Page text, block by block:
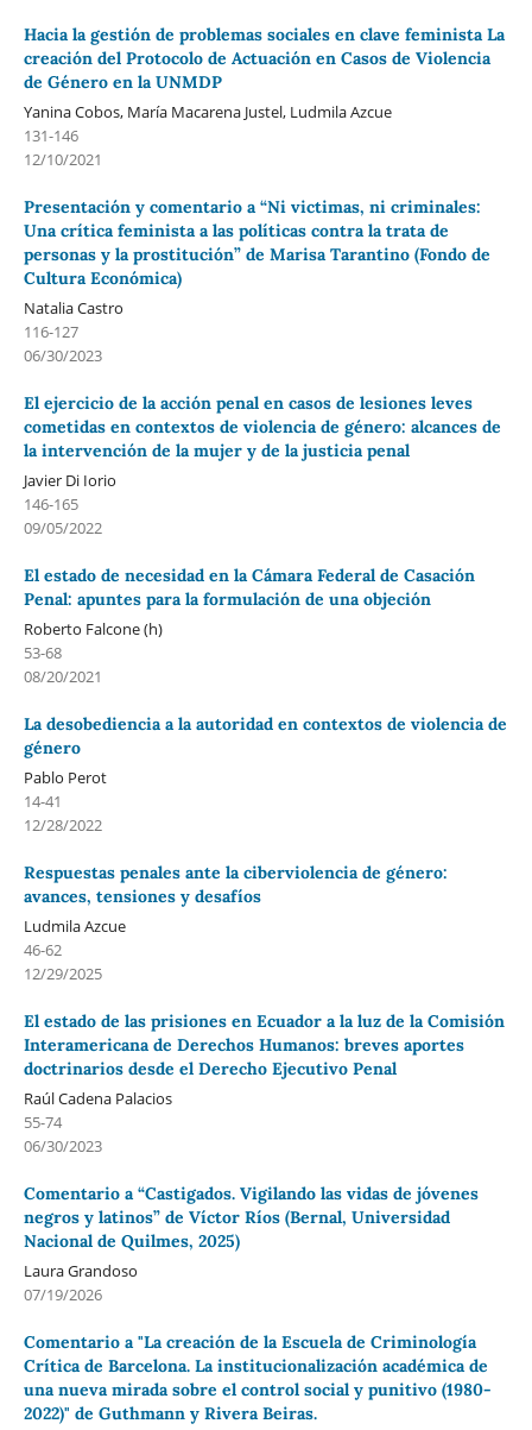
Hacia la gestión de problemas sociales en clave feminista La
creación del Protocolo de Actuación en Casos de Violencia
de Género en la UNMDP
Yanina Cobos, María Macarena Justel, Ludmila Azcue
131-146
12/10/2021
Presentación y comentario a “Ni victimas, ni criminales:
Una crítica feminista a las políticas contra la trata de
personas y la prostitución” de Marisa Tarantino (Fondo de
Cultura Económica)
Natalia Castro
116-127
06/30/2023
El ejercicio de la acción penal en casos de lesiones leves
cometidas en contextos de violencia de género: alcances de
la intervención de la mujer y de la justicia penal
Javier Di Iorio
146-165
09/05/2022
El estado de necesidad en la Cámara Federal de Casación
Penal: apuntes para la formulación de una objeción
Roberto Falcone (h)
53-68
08/20/2021
La desobediencia a la autoridad en contextos de violencia de
género
Pablo Perot
14-41
12/28/2022
Respuestas penales ante la ciberviolencia de género:
avances, tensiones y desafíos
Ludmila Azcue
46-62
12/29/2025
El estado de las prisiones en Ecuador a la luz de la Comisión
Interamericana de Derechos Humanos: breves aportes
doctrinarios desde el Derecho Ejecutivo Penal
Raúl Cadena Palacios
55-74
06/30/2023
Comentario a “Castigados. Vigilando las vidas de jóvenes
negros y latinos” de Víctor Ríos (Bernal, Universidad
Nacional de Quilmes, 2025)
Laura Grandoso
07/19/2026
Comentario a "La creación de la Escuela de Criminología
Crítica de Barcelona. La institucionalización académica de
una nueva mirada sobre el control social y punitivo (1980-
2022)" de Guthmann y Rivera Beiras.